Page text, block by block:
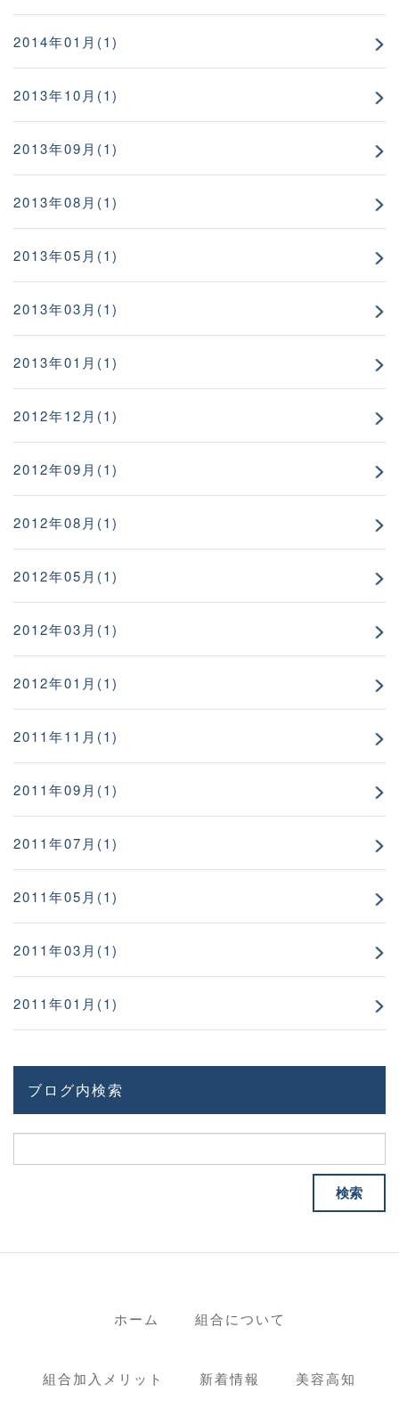
2014年01月(1)
2013年10月(1)
2013年09月(1)
2013年08月(1)
2013年05月(1)
2013年03月(1)
2013年01月(1)
2012年12月(1)
2012年09月(1)
2012年08月(1)
2012年05月(1)
2012年03月(1)
2012年01月(1)
2011年11月(1)
2011年09月(1)
2011年07月(1)
2011年05月(1)
2011年03月(1)
2011年01月(1)
ブログ内検索
ホーム 組合について
組合加入メリット 新着情報 美容高知